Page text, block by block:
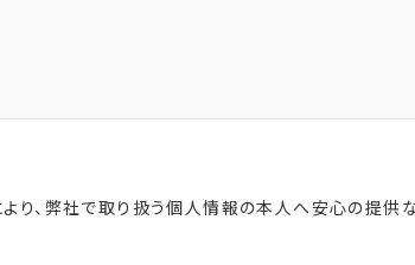
り、弊社で取り扱う個人情報の本人へ安心の提供